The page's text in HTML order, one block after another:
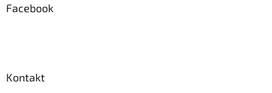
Facebook
Kontakt